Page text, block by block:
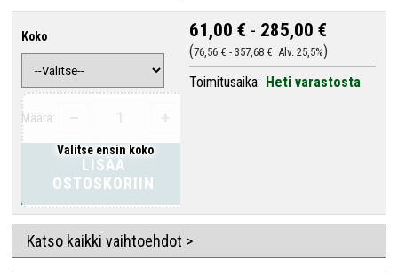
Koko
Valitse ensin koko
Määrä:
LISÄÄ
OSTOSKORIIN
61,00 € - 285,00 €
76,56 € -357,68 € Alv. 25,5%
Toimitusaika: Heti varastosta
Katso kaikki vaihtoehdot >